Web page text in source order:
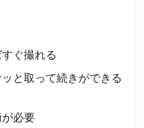
ぐ撮れる
と取って続きができる
必要